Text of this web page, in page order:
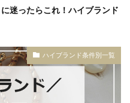
迷ったらこれ！ハイブランド
ハイブランド条件別一覧